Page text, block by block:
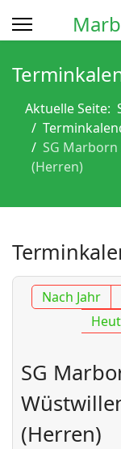
Aktuelle Seite:
SG
(Herren)
Nach Jahr
SG
(Herren)
anzeigen